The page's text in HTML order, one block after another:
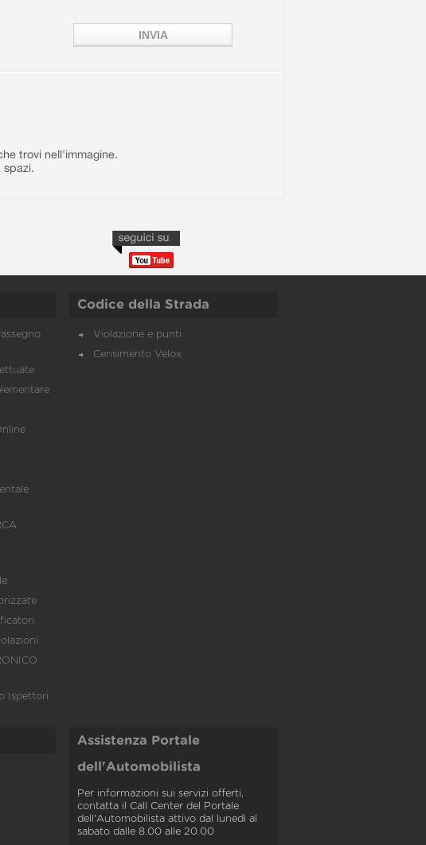
trovi nell'immagine.
spazi.
Ispettori
Codice della Strada
Violazione e punti
Censimento Velox
Assistenza Portale
dell'Automobilista
Per informazioni sui servizi offerti,
contatta il Call Center del Portale
dell'Automobilista attivo dal lunedì al
sabato dalle 8.00 alle 20.00